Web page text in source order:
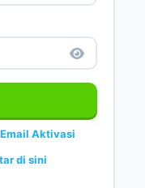
Aktivasi
di sini